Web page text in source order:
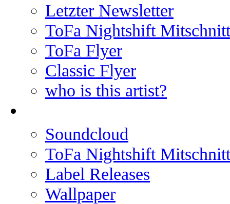
Letzter Newsletter
ToFa Nightshift
ToFa Flyer
Classic Flyer
who is this artist?
Soundcloud
ToFa Nightshift
Label Releases
Wallpaper